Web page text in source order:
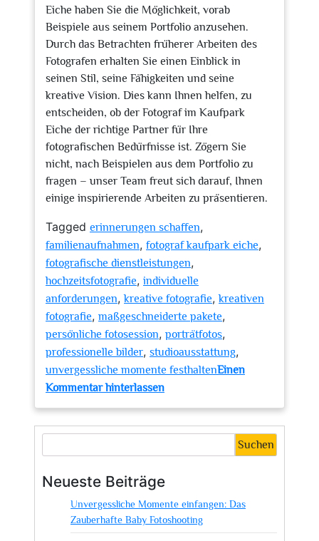
Eiche haben Sie die Möglichkeit, vorab
Beispiele aus seinem Portfolio anzusehen.
Durch das Betrachten früherer Arbeiten des
Fotografen erhalten Sie einen Einblick in
seinen Stil, seine Fähigkeiten und seine
kreative Vision. Dies kann Ihnen helfen, zu
entscheiden, ob der Fotograf im Kaufpark
Eiche der richtige Partner für Ihre
fotografischen Bedürfnisse ist. Zögern Sie
nicht, nach Beispielen aus dem Portfolio zu
fragen – unser Team freut sich darauf, Ihnen
einige inspirierende Arbeiten zu präsentieren.
Tagged erinnerungen schaffen,
familienaufnahmen, fotograf kaufpark eiche,
fotografische dienstleistungen,
hochzeitsfotografie, individuelle
anforderungen,kreative fotografie,kreativen
fotografie, maßgeschneiderte pakete,
persönliche fotosession, porträtfotos,
professionelle bilder, studioausstattung,
unvergessliche momente festhaltenEinen
Kommentar hinterlassenzu
im
Kaufpark
Einzigartige
Erinnerungen
festhalten
Suchen
Neueste Beiträge
Unvergessliche Momente einfangen: Das
Zauberhafte Baby Fotoshooting